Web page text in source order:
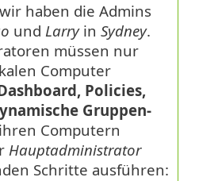
haben die Admins
und Larryin Sydney.
müssen nur
Computer
Policies,
Gruppen-
Computern
Hauptadministrator
Schritte ausführen: